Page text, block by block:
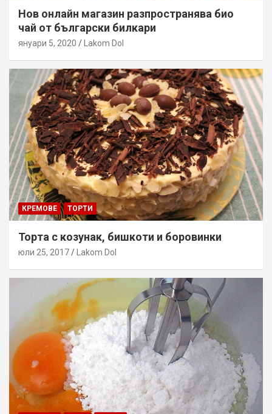
Нов онлайн магазин разпространява био
чай от български билкари
януари 5, 2020 Lakom Dol
КРЕМОВЕ ТОРТИ
Торта с козунак, бишкоти и боровинки
юли 25, 2017 Lakom Dol